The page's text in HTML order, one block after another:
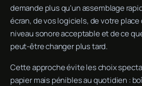
demande plus qu'un assemblage
écran, de vos logiciels, de votre
niveau sonore acceptable et de ce
peut-être changer plus tard.
Cette approche évite les choix
papier mais pénibles au quotidien :